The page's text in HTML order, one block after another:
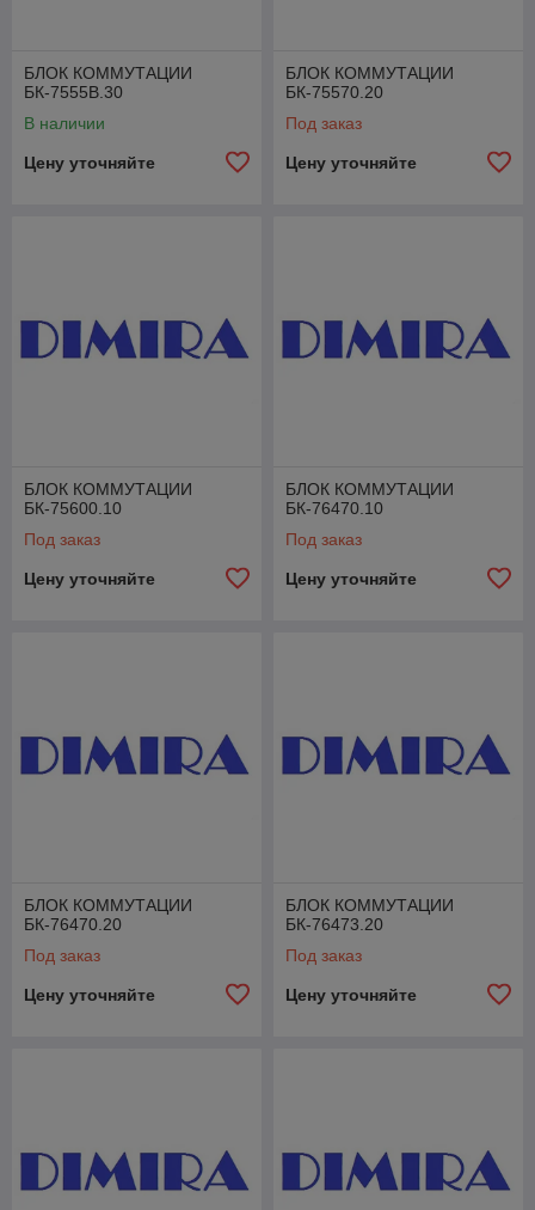
БЛОК КОММУТАЦИИ
БК-7555В.30
В наличии
Цену уточняйте
БЛОК КОММУТАЦИИ
БК-75570.20
Под заказ
Цену уточняйте
БЛОК КОММУТАЦИИ
БК-75600.10
Под заказ
Цену уточняйте
БЛОК КОММУТАЦИИ
БК-76470.10
Под заказ
Цену уточняйте
БЛОК КОММУТАЦИИ
БК-76470.20
Под заказ
Цену уточняйте
БЛОК КОММУТАЦИИ
БК-76473.20
Под заказ
Цену уточняйте